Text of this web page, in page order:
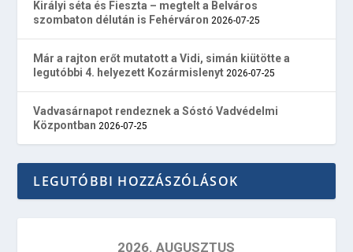
Királyi séta és Fieszta – megtelt a Belváros
szombaton délután is Fehérváron 2026-07-25
Már a rajton erőt mutatott a Vidi, simán kiütötte a
legutóbbi 4. helyezett Kozármislenyt 2026-07-25
Vadvasárnapot rendeznek a Sóstó Vadvédelmi
Központban 2026-07-25
LEGUTÓBBI HOZZÁSZÓLÁSOK
2026. AUGUSZTUS